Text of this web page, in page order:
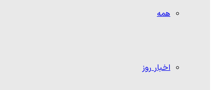
همه
اخبار روز